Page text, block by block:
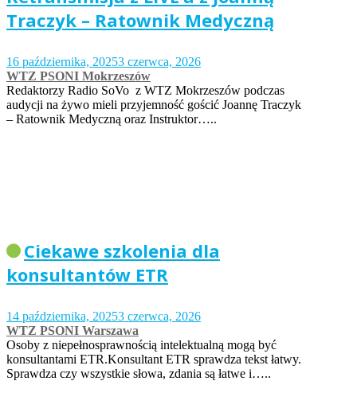
Traczyk – Ratownik Medyczną
16 października, 20253 czerwca, 2026
WTZ PSONI Mokrzeszów
Redaktorzy Radio SoVo z WTZ Mokrzeszów podczas
audycji na żywo mieli przyjemność gościć Joannę Traczyk
– Ratownik Medyczną oraz Instruktor…..
Ciekawe szkolenia dla
konsultantów ETR
14 października, 20253 czerwca, 2026
WTZ PSONI Warszawa
Osoby z niepełnosprawnością intelektualną mogą być
konsultantami ETR.Konsultant ETR sprawdza tekst łatwy.
Sprawdza czy wszystkie słowa, zdania są łatwe i…..